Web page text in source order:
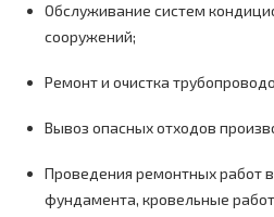
Обслуживание систем
сооружений;
Ремонт и очистка
Вывоз опасных отходов
Проведения ремонтных работ
фундамента, кровельные